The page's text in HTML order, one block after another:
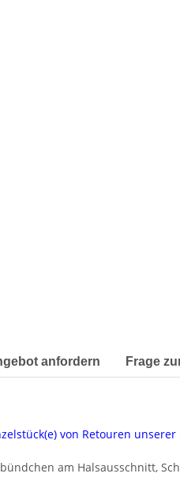
anfordern Frage
von Retouren
am Halsausschnitt,